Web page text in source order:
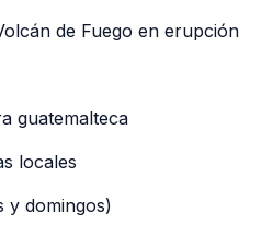
de Fuego en erupción
guatemalteca
locales
y domingos)